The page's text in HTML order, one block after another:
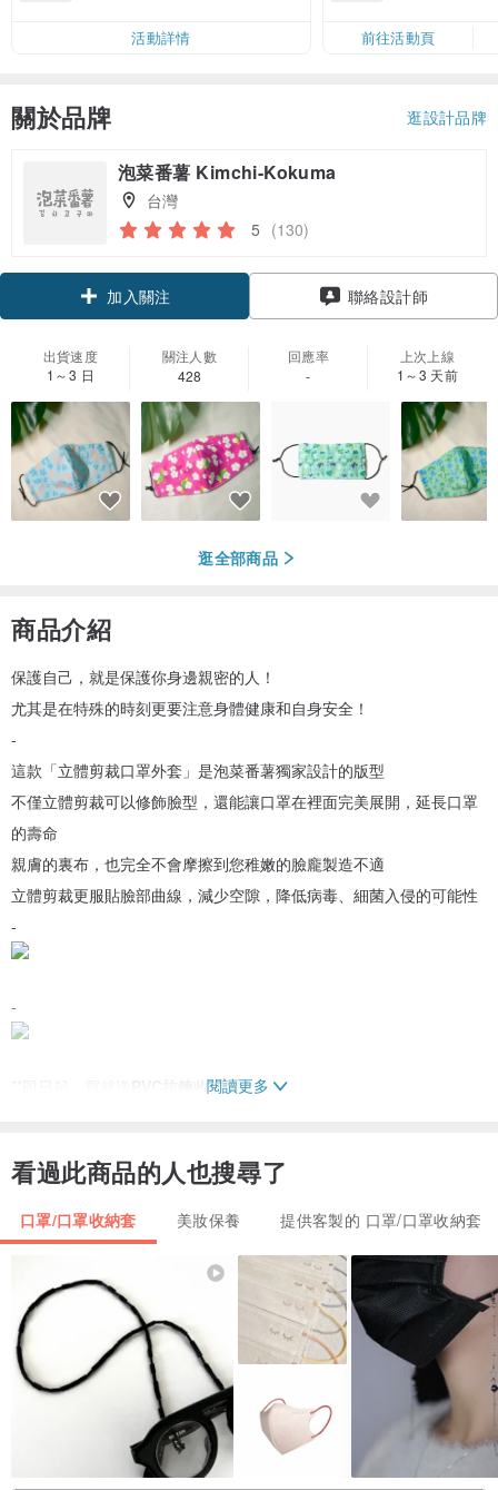
活動詳情
前往活動頁
關於品牌 逛設計品牌
泡菜番薯 Kimchi-Kokuma
台灣
5 (130)
加入關注 聯絡設計師
出貨速度
1～3 日
關注人數
428
回應率
-
上次上線
1～3 天前
逛全部商品
商品介紹
保護自己，就是保護你身邊親密的人！
尤其是在特殊的時刻更要注意身體健康和自身安全！
-
這款「立體剪裁口罩外套」是泡菜番薯獨家設計的版型
不僅立體剪裁可以修飾臉型，還能讓口罩在裡面完美展開，延長口罩
的壽命
親膚的裏布，也完全不會摩擦到您稚嫩的臉龐製造不適
立體剪裁更服貼臉部曲線，減少空隙，降低病毒、細菌入侵的可能性
-
-
PVC拉鍊收納袋！**
還能重複使用，保護環境！
背後還藏有能夠收納醫用口罩或不織布、衛生紙等濾材的空間！
鼻樑與嘴部的弧線空間，剛好可以容納醫用口罩展開後的體積
讓你的口罩外套不卡卡、不皺皺！
➤尺寸：14cm(鼻樑到下巴弧線之長)×27cm(能將常見口罩全部展開之
寬)（有裏布）
閱讀更多
看過此商品的人也搜尋了
口罩/口罩收納套 美妝保養 提供客製的 口罩/口罩收納套